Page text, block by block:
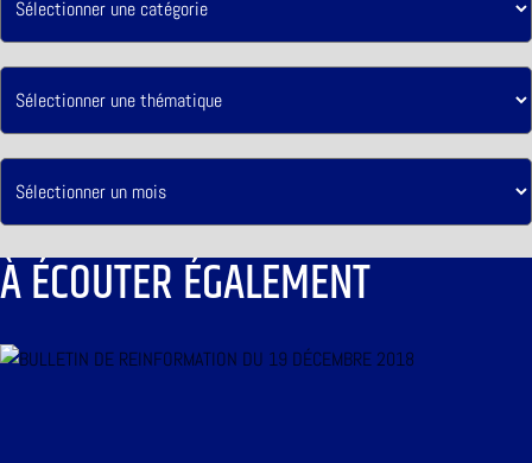
À ÉCOUTER ÉGALEMENT